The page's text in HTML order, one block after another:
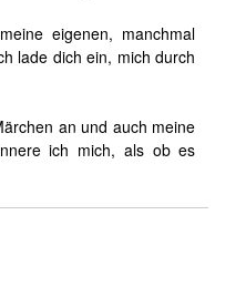
eigenen, manchmal
lade dich ein, mich durch
an und auch meine
ich mich, als ob es